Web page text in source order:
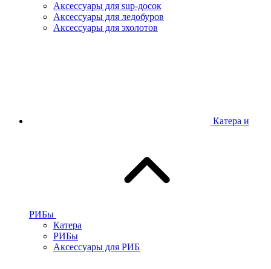
Аксессуары для sup-досок
Аксессуары для ледобуров
Аксессуары для эхолотов
Катера и
РИБы
Катера
РИБы
Аксессуары для РИБ